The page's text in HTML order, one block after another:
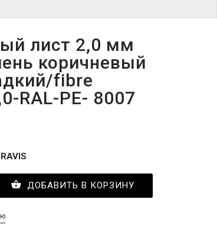
лист 2,0 мм
коричневый
fibre
RAL-PE- 8007
ДОБАВИТЬ В КОРЗИНУ